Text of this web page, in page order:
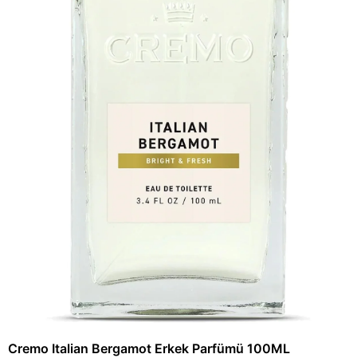
Cremo Italian Bergamot Erkek Parfümü 100ML